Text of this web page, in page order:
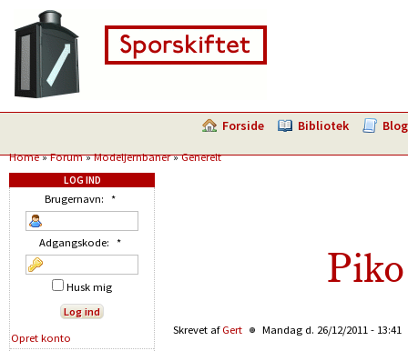
Forside Bibliotek Blog
Home»Forum»Modeljernbaner»Generelt
Skrevet af Gert Mandag d. 26/12/2011 - 13:41
LOG IND
Brugernavn: *
Adgangskode: *
Husk mig
Opret konto